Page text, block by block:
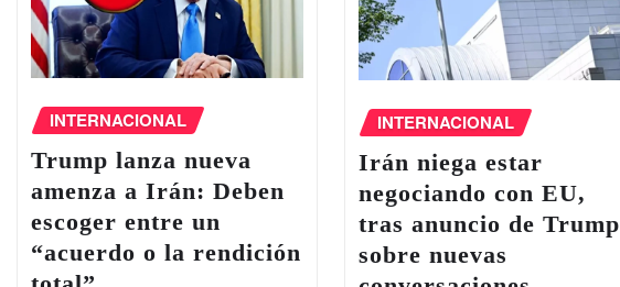
INTERNACIONAL
Trump lanza nueva
amenza a Irán: Deben
escoger entre un
“acuerdo o la rendición
INTERNACIONAL
Irán niega estar
negociando con EU,
tras anuncio de Trump
sobre nuevas